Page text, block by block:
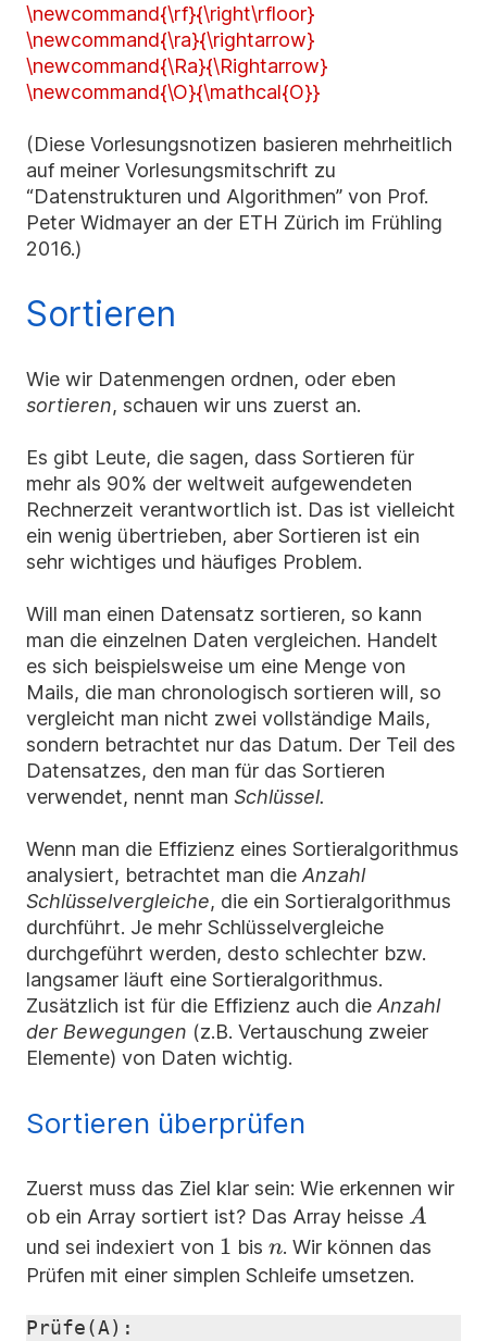
\newcommand{\rf}{\right\rfloor}
\newcommand{\ra}{\rightarrow}
\newcommand{\Ra}{\Rightarrow}
\newcommand{\O}{\mathcal{O}}
(Diese Vorlesungsnotizen basieren mehrheitlich
auf meiner Vorlesungsmitschrift zu
“Datenstrukturen und Algorithmen” von Prof.
Peter Widmayer an der ETH Zürich im Frühling
2016.)
Sortieren
Wie wir Datenmengen ordnen, oder eben
sortieren, schauen wir uns zuerst an.
Es gibt Leute, die sagen, dass Sortieren für
mehr als 90% der weltweit aufgewendeten
Rechnerzeit verantwortlich ist. Das ist vielleicht
ein wenig übertrieben, aber Sortieren ist ein
sehr wichtiges und häufiges Problem.
Will man einen Datensatz sortieren, so kann
man die einzelnen Daten vergleichen. Handelt
es sich beispielsweise um eine Menge von
Mails, die man chronologisch sortieren will, so
vergleicht man nicht zwei vollständige Mails,
sondern betrachtet nur das Datum. Der Teil des
Datensatzes, den man für das Sortieren
verwendet, nennt man Schlüssel.
Wenn man die Effizienz eines Sortieralgorithmus
analysiert, betrachtet man die Anzahl
Schlüsselvergleiche, die ein Sortieralgorithmus
durchführt. Je mehr Schlüsselvergleiche
durchgeführt werden, desto schlechter bzw.
langsamer läuft eine Sortieralgorithmus.
Zusätzlich ist für die Effizienz auch die Anzahl
der Bewegungen (z.B. Vertauschung zweier
Elemente) von Daten wichtig.
Sortieren überprüfen
Zuerst muss das Ziel klar sein: Wie erkennen wir
ob ein Array sortiert ist? Das Array heisse A
A
und sei indexiert von 1
1 bis n
n. Wir können das
Prüfen mit einer simplen Schleife umsetzen.
Prüfe(A) :